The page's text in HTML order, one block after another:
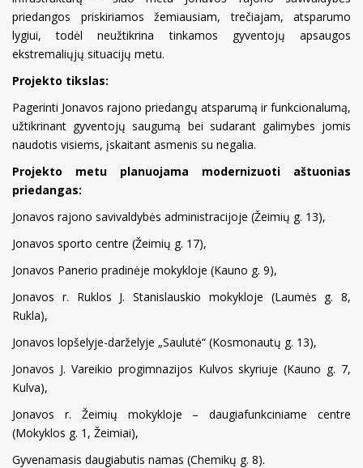
priedangos priskiriamos žemiausiam, trečiajam, atsparumo
lygiui, todėl neužtikrina tinkamos gyventojų apsaugos
ekstremaliųjų situacijų metu.
Projekto tikslas:
Pagerinti Jonavos rajono priedangų atsparumą ir funkcionalumą,
užtikrinant gyventojų saugumą bei sudarant galimybes jomis
naudotis visiems, įskaitant asmenis su negalia.
Projekto metu planuojama modernizuoti aštuonias
priedangas:
Jonavos rajono savivaldybės administracijoje (Žeimių g. 13),
Jonavos sporto centre (Žeimių g. 17),
Jonavos Panerio pradinėje mokykloje (Kauno g. 9),
Jonavos r. Ruklos J. Stanislauskio mokykloje (Laumės g. 8,
Rukla),
Jonavos lopšelyje-darželyje „Saulutė“ (Kosmonautų g. 13),
Jonavos J. Vareikio progimnazijos Kulvos skyriuje (Kauno g. 7,
Kulva),
Jonavos r. Žeimių mokykloje – daugiafunkciniame centre
(Mokyklos g. 1, Žeimiai),
Gyvenamasis daugiabutis namas (Chemikų g. 8).